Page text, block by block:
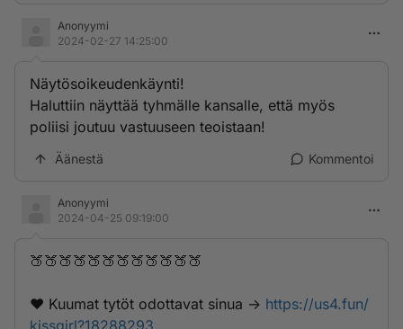
Anonyymi
2024-02-27 14:25:00
Näytösoikeudenkäynti!
Haluttiin näyttää tyhmälle kansalle, että myös
poliisi joutuu vastuuseen teoistaan!
Äänestä Kommentoi
Anonyymi
2024-04-25 09:19:00
🍑🍑🍑🍑🍑🍑🍑🍑🍑🍑🍑🍑
❤️ K­­­u­­­u­m­­­a­­t­­ ­­­t­y­­­t­ö­­t­­­ ­­­o­­d­­­o­­­t­­t­a­­v­­­­a­t­­­ ­s­­i­n­­­u­a­­ -> https://us4.fun/
kissgirl?18288293